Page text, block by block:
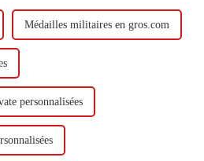
Médailles militaires en gros.com
personnalisées